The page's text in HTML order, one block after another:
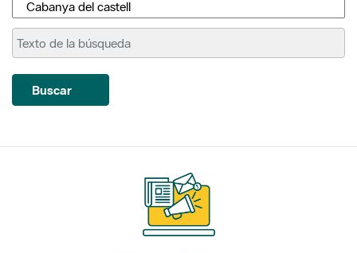
Buscar
Suscríbete
a nuestros boletines